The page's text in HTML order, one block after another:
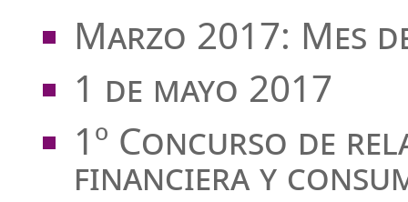
Marzo 2017: Mes
1 de mayo 2017
1º Concurso de
financiera y